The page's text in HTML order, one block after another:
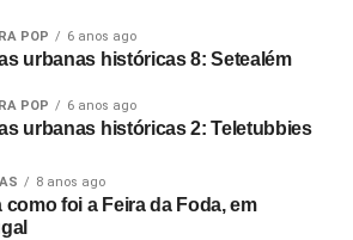
POP 6 anos ago
urbanas históricas 8: Setealém
POP 6 anos ago
urbanas históricas 2: Teletubbies
8 anos ago
como foi a Feira da Foda, em